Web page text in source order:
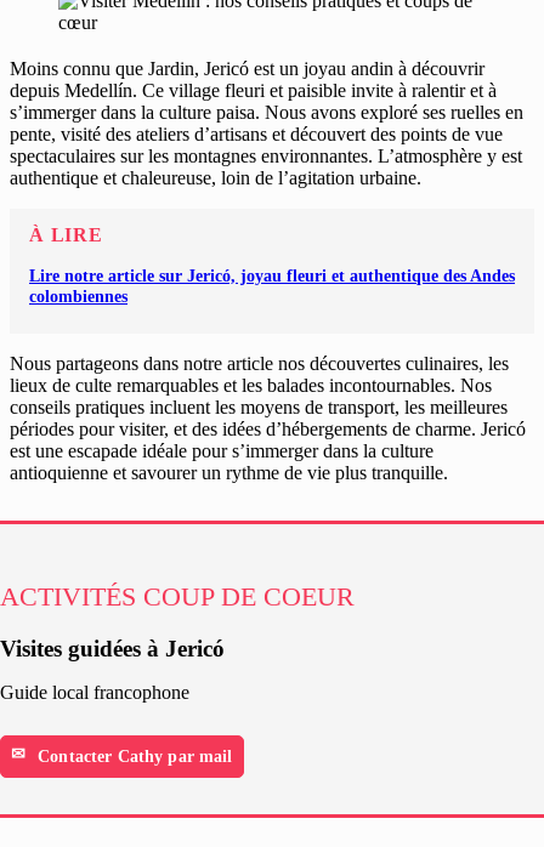
Moins connu que Jardin, Jericó est un joyau andin à découvrir
depuis Medellín. Ce village fleuri et paisible invite à ralentir et à
s’immerger dans la culture paisa. Nous avons exploré ses ruelles en
pente, visité des ateliers d’artisans et découvert des points de vue
spectaculaires sur les montagnes environnantes. L’atmosphère y est
authentique et chaleureuse, loin de l’agitation urbaine.
À LIRE
Lire notre article sur Jericó, joyau fleuri et authentique des Andes
colombiennes
Nous partageons dans notre article nos découvertes culinaires, les
lieux de culte remarquables et les balades incontournables. Nos
conseils pratiques incluent les moyens de transport, les meilleures
périodes pour visiter, et des idées d’hébergements de charme. Jericó
est une escapade idéale pour s’immerger dans la culture
antioquienne et savourer un rythme de vie plus tranquille.
ACTIVITÉS COUP DE COEUR
Visites guidées à Jericó
Guide local francophone
Contacter Cathy par mail